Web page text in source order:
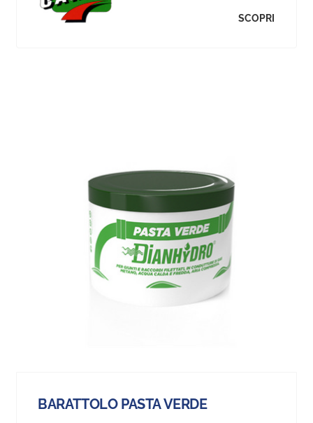
SCOPRI
BARATTOLO PASTA VERDE